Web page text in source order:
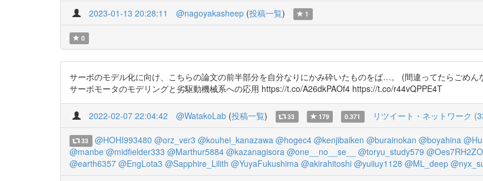
2023-01-13 20:28:11 @nagoyakasheep (投稿一覧) 1
0
サーボのモデル化に向け、こちらの論文の前半部分を自分なりにかみ砕いたものをば…。 (間違ってたらごめ
サーボモータのモデリングと劣駆動機械系への応用 https://t.co/A26dkPAOf4 https://t.co/r44vQPPE4T
2022-02-07 22:04:42 @WatakoLab (投稿一覧) 33 179 0.371 リツイート・ネットワーク
33 @HOHI993480 @orz_ver3 @kouhei_kanazawa @hogec4 @kenjibaiken @burainokan @boyahina
@manbe @midfielder333 @Marthur5884 @kazanagisora @one__no__se__ @toryu_study579
@earth6357 @EngLota3 @Sapphire_Lilith @YuyaFukushima @akirahitoshi @yuiiuy1128 @ML_deep